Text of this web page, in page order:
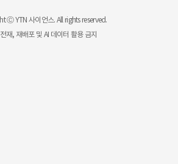
Ⓒ YTN 사이언스. All rights reserved.
재, 재배포 및 AI 데이터 활용 금지